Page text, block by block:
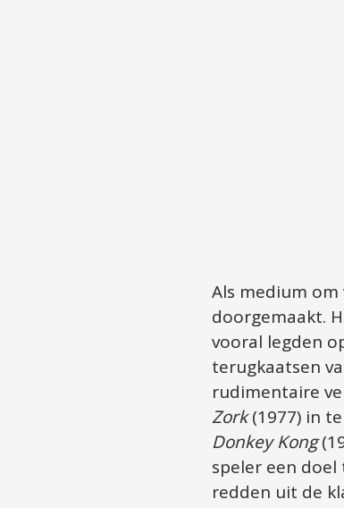
Als medium
doorgemaakt.
vooral legden
terugkaatsen
rudimentaire
Zork
Donkey Kong
speler een
redden uit de